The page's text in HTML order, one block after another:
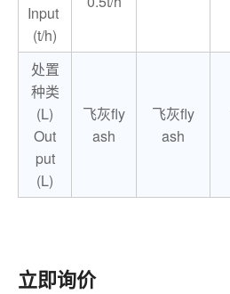
Input
(t/h)
处置
种类
(L)
Out
put
(L)
飞灰fly
ash
飞灰fly
ash
立即询价